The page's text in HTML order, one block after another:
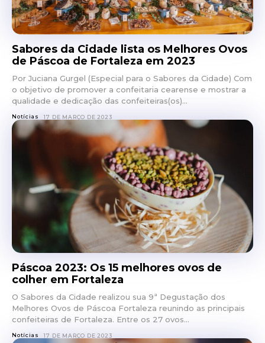
Sabores da Cidade lista os Melhores Ovos
de Páscoa de Fortaleza em 2023
Por Juciana Gurgel (Especial para o Sabores da Cidade) Com
o objetivo de promover a confeitaria cearense e mostrar a
qualidade e dedicação das confeiteiras(os)...
Notícias 17 DE MARÇO DE 2023
Páscoa 2023: Os 15 melhores ovos de
colher em Fortaleza
O Sabores da Cidade realizou sua 9ª Degustação dos
Melhores Ovos de Páscoa Fortaleza reunindo as principais
confeiteiras de Fortaleza. Entre os 27 ovos...
Notícias 17 DE MARÇO DE 2023